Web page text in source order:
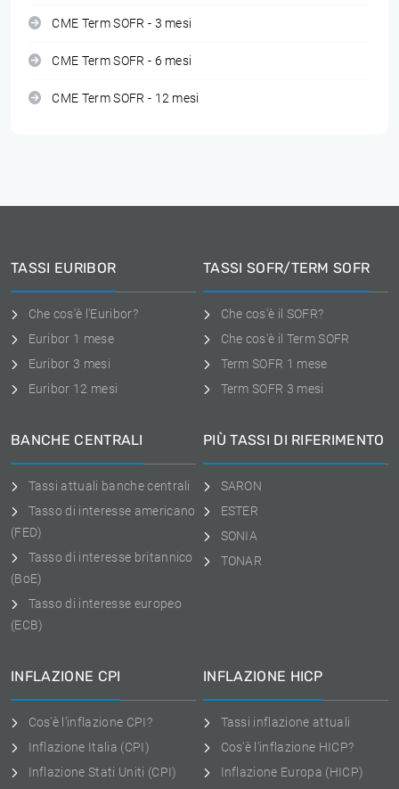
CME Term SOFR - 3 mesi
CME Term SOFR - 6 mesi
CME Term SOFR - 12 mesi
TASSI EURIBOR
Che cos'è l'Euribor?
Euribor 1 mese
Euribor 3 mesi
Euribor 12 mesi
TASSI SOFR/TERM SOFR
Che cos'è il SOFR?
Che cos'è il Term SOFR
Term SOFR 1 mese
Term SOFR 3 mesi
BANCHE CENTRALI
Tassi attuali banche centrali
Tasso di interesse americano
(FED)
Tasso di interesse britannico
(BoE)
Tasso di interesse europeo
(ECB)
PIÙ TASSI DI RIFERIMENTO
SARON
ESTER
SONIA
TONAR
INFLAZIONE CPI
Cos'è l'inflazione CPI?
Inflazione Italia (CPI)
Inflazione Stati Uniti (CPI)
INFLAZIONE HICP
Tassi inflazione attuali
Cos'è l'inflazione HICP?
Inflazione Europa (HICP)